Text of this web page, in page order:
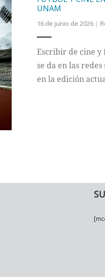
UNAM
16 de junio de 2026
Escribir de cine y
se da en las
en la edición